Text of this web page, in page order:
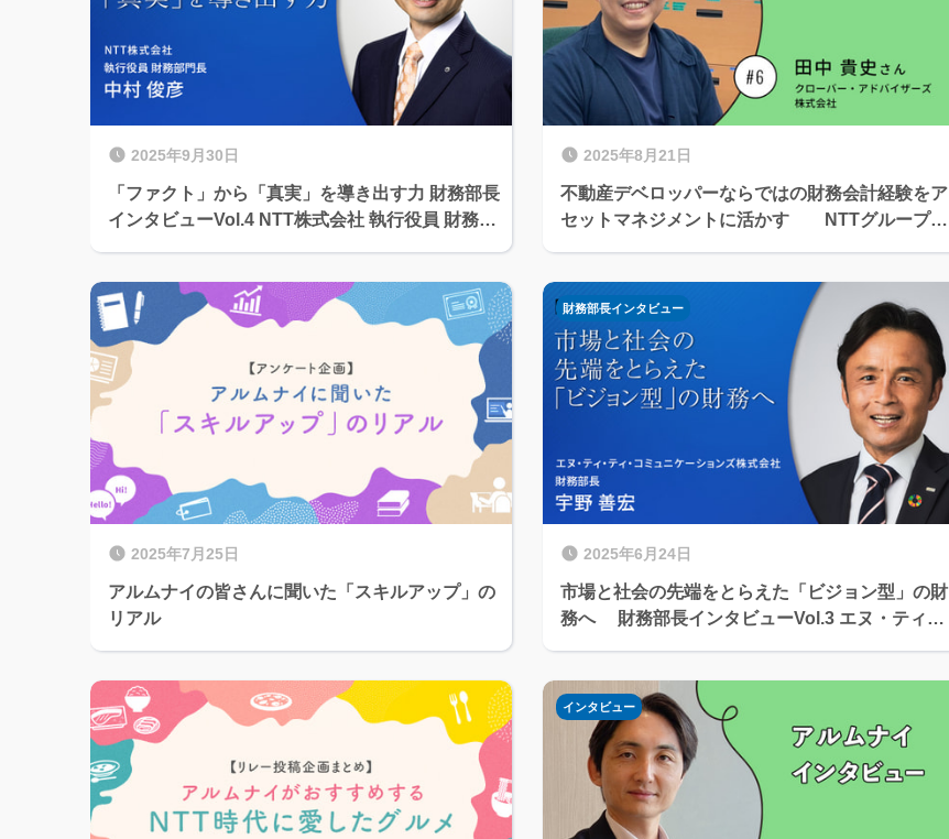
2025年9月30日
「ファクト」から「真実」を導き出す力 財務部長
インタビューVol.4 NTT株式会社 執行役員 財務部
2025年8月21日
不動産デベロッパーならではの財務会計経験をア
セットマネジメントに活かす NTTグループ財
2025年7月25日
アルムナイの皆さんに聞いた「スキルアップ」の
リアル
財務部長インタビュー
2025年6月24日
市場と社会の先端をとらえた「ビジョン型」の財
務へ 財務部長インタビューVol.3 エヌ・ティ・
インタビュー